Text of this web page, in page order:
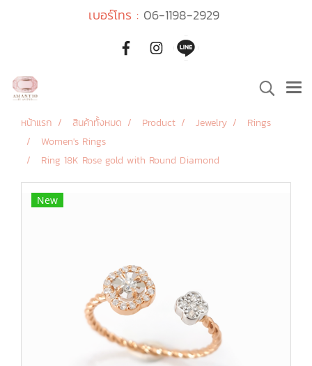
เบอร์โทร : 06-1198-2929
หน้าแรก สินค้าทั้งหมด Product Jewelry
Rings
Women's Rings
Ring 18K Rose gold with Round Diamond
New